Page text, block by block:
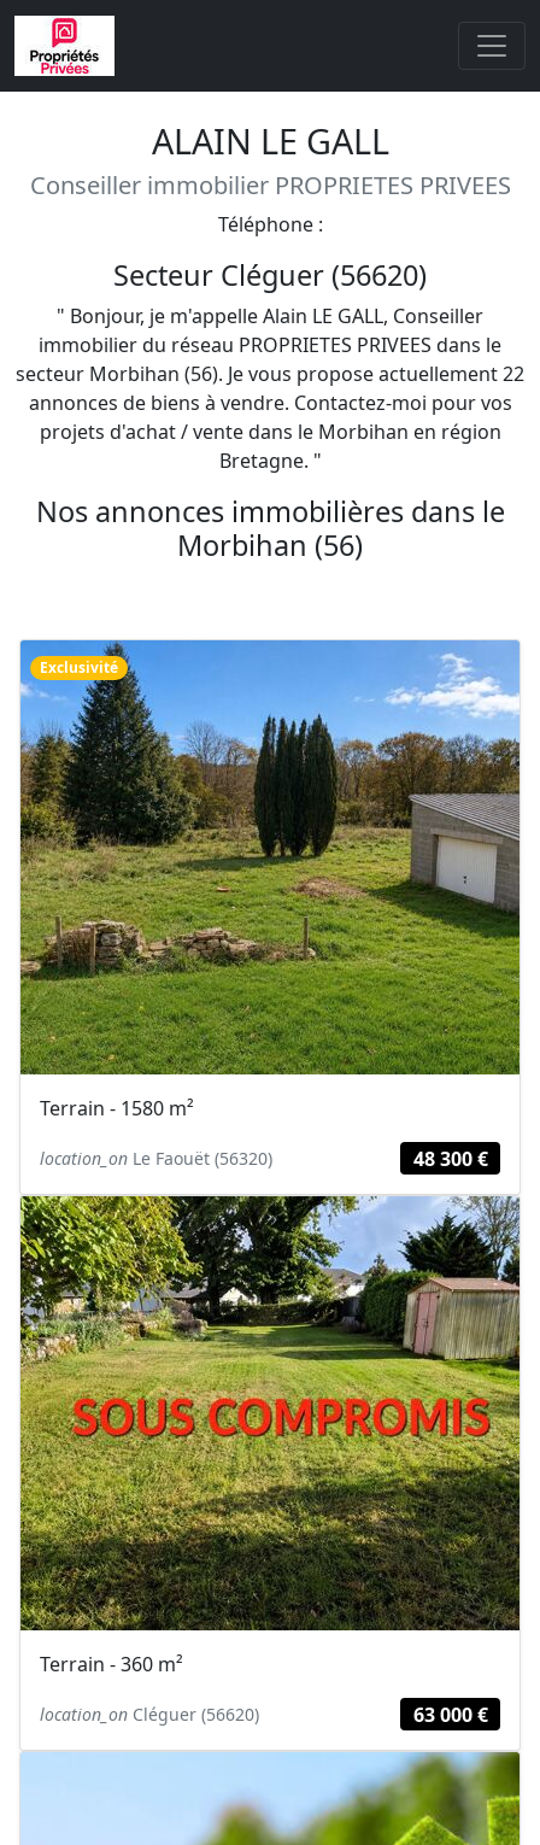
ALAIN LE GALL
Conseiller immobilier PROPRIETES PRIVEES
Téléphone :
Secteur Cléguer (56620)
" Bonjour, je m'appelle Alain LE GALL, Conseiller
immobilier du réseau PROPRIETES PRIVEES dans le
secteur Morbihan (56). Je vous propose actuellement 22
annonces de biens à vendre. Contactez-moi pour vos
projets d'achat / vente dans le Morbihan en région
Bretagne. "
Nos annonces immobilières dans le
Morbihan (56)
Exclusivité
Terrain - 1580 m²
location_on Le Faouët (56320) 48 300 €
Terrain - 360 m²
location_on Cléguer (56620) 63 000 €